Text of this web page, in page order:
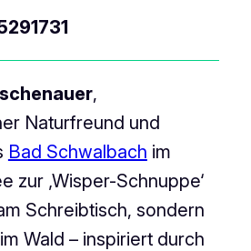
,
Naturfreund und
Bad Schwalbach im
zur ‚Wisper-Schnuppe‘
Schreibtisch, sondern
Wald – inspiriert durch